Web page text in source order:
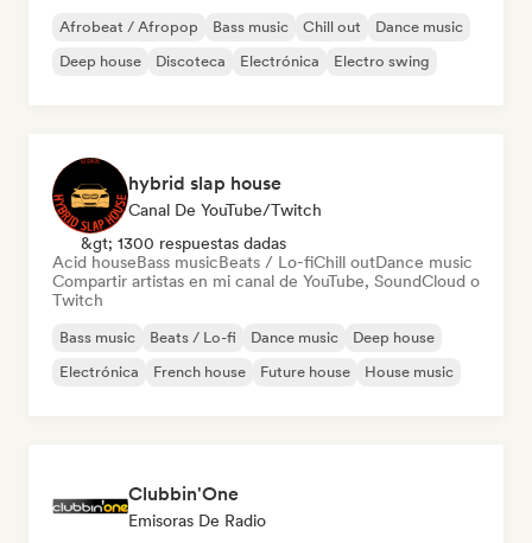
Afrobeat / Afropop Bass music Chill out
Dance music
Deep house
Discoteca Electrónica Electro swing
hybrid slap house
Canal De YouTube/Twitch
&gt; 1300 respuestas dadas
Acid houseBass musicBeats / Lo-fiChill outDance music
Compartir artistas en mi canal de YouTube, SoundCloud o
Twitch
Bass music Beats / Lo-fi Dance music
Deep house
Electrónica
French house Future house House music
Clubbin'One
Emisoras De Radio